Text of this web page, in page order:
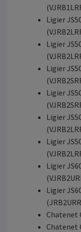
Ligier
Ligier
Ligier
Ligier
Ligier
Ligier
Ligier
Ligier
Chatenet
Chatenet